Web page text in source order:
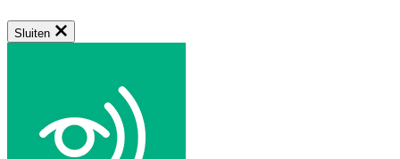
Sluiten